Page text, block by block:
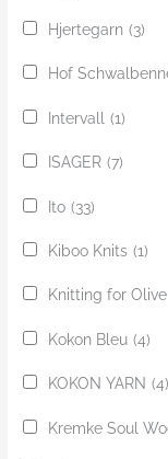
Hjertegarn (3)
Hof
Intervall (1)
ISAGER (7)
Ito (33)
Kiboo Knits (1)
Knitting for Olive
Kokon Bleu (4)
KOKON YARN (4)
Kremke Soul